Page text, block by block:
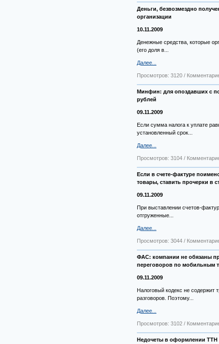
Деньги, безвозмездно
организации
10.11.2009
Денежные средства, которые
(его доля в...
Далее...
Просмотров: 3120 /
Минфин: для опоздавших с
рублей
09.11.2009
Если сумма налога к уплате
установленный срок...
Далее...
Просмотров: 3104 /
Если в счете-фактуре
товары, ставить прочерки в
09.11.2009
При выставлении счетов-
отгруженные...
Далее...
Просмотров: 3044 /
ФАС: компании не обязаны
переговоров по мобильным
09.11.2009
Налоговый кодекс не содержит
разговоров. Поэтому...
Далее...
Просмотров: 3102 /
Недочеты в оформлении ТТН